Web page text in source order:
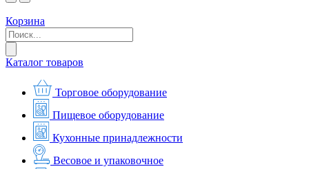
Корзина
Каталог товаров
Торговое оборудование
Пищевое оборудование
Кухонные принадлежности
Весовое и упаковочное